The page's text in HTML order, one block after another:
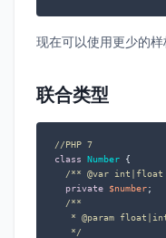
现在可以使用更少的样
联合类型
//PHP 7
class
Number
{
/** @var int|float
private
$number;
/**
* @param float|int
*/